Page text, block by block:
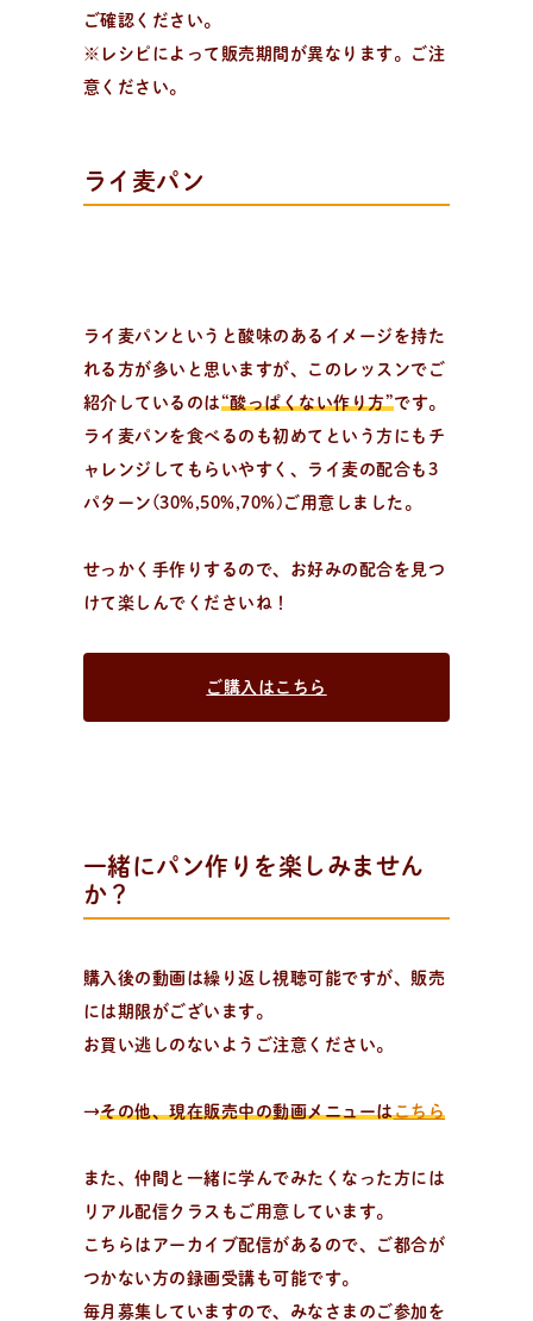
活動/プロフィールについて
パンが作りたい！
種類、作り方/シーン、材料から検索できる、簡単なパ
学びたい、楽しみたい！
方、パン教室をはじめたい方。
ご確認ください。
※レシピによって販売期間が異なります。ご注
意ください。
ライ麦パン
ライ麦パンというと酸味のあるイメージを持た
れる方が多いと思いますが、このレッスンでご
紹介しているのは“酸っぱくない作り方”です。
ライ麦パンを食べるのも初めてという方にもチ
ャレンジしてもらいやすく、ライ麦の配合も3
パターン(30%,50%,70%)ご用意しました。
せっかく手作りするので、お好みの配合を見つ
けて楽しんでくださいね！
ご購入はこちら
一緒にパン作りを楽しみません
か？
購入後の動画は繰り返し視聴可能ですが、販売
には期限がございます。
お買い逃しのないようご注意ください。
→その他、現在販売中の動画メニューはこちら
また、仲間と一緒に学んでみたくなった方には
リアル配信クラスもご用意しています。
こちらはアーカイブ配信があるので、ご都合が
つかない方の録画受講も可能です。
毎月募集していますので、みなさまのご参加を